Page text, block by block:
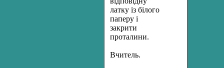
латку із білого
паперу і
закрити
проталини.
Вчитель.